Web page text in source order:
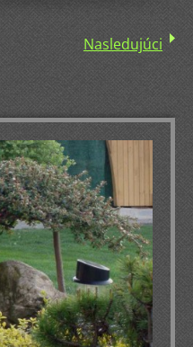
Nasledujúci